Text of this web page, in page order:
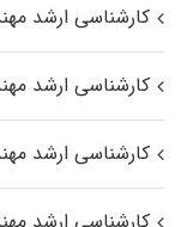
کارشناسی ارشد
کارشناسی ارشد
کارشناسی ارشد